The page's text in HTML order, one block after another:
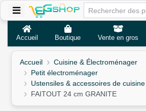
Accueil Boutique Vente en gros
Accueil
Cuisine & Électroménager
Petit électroménager
Ustensiles & accessoires de cuisine
FAITOUT 24 cm GRANITE